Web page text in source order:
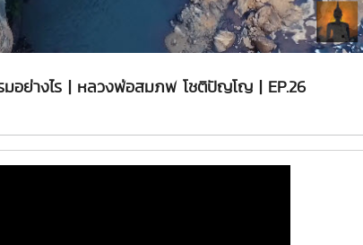
อย่างไร | หลวงพ่อสมภพ โชติปัญโญ | EP.26